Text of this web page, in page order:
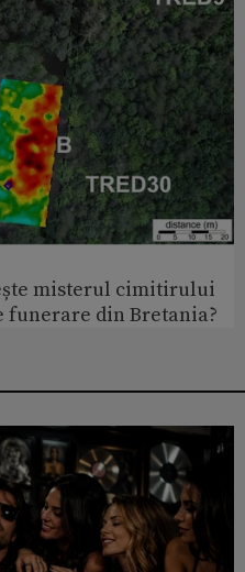
misterul cimitirului
funerare din Bretania?